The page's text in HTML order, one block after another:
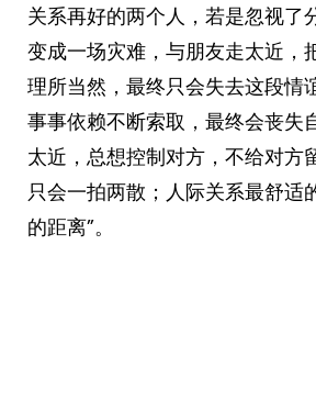
关系再好的两个人，若是忽视了
变成一场灾难，与朋友走太近，
理所当然，最终只会失去这段情
事事依赖不断索取，最终会丧失
太近，总想控制对方，不给对方
只会一拍两散；人际关系最舒适
的距离”。